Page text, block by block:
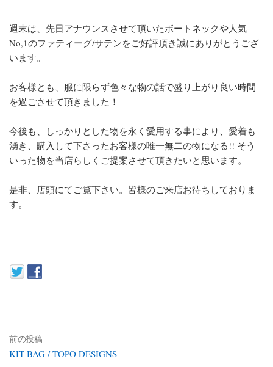
週末は、先日アナウンスさせて頂いたボートネックや人気
No,1のファティーグ/サテンをご好評頂き誠にありがとうござ
います。
お客様とも、服に限らず色々な物の話で盛り上がり良い時間
を過ごさせて頂きました！
今後も、しっかりとした物を永く愛用する事により、愛着も
湧き、購入して下さったお客様の唯一無二の物になる!! そう
いった物を当店らしくご提案させて頂きたいと思います。
是非、店頭にてご覧下さい。皆様のご来店お待ちしておりま
す。
前の投稿
KIT BAG / TOPO DESIGNS